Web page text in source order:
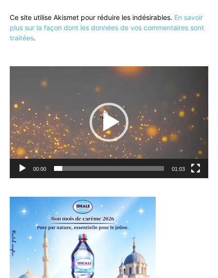
Ce site utilise Akismet pour réduire les indésirables. En savoir
plus sur la façon dont les données de vos commentaires sont
traitées.
00:00 01:03